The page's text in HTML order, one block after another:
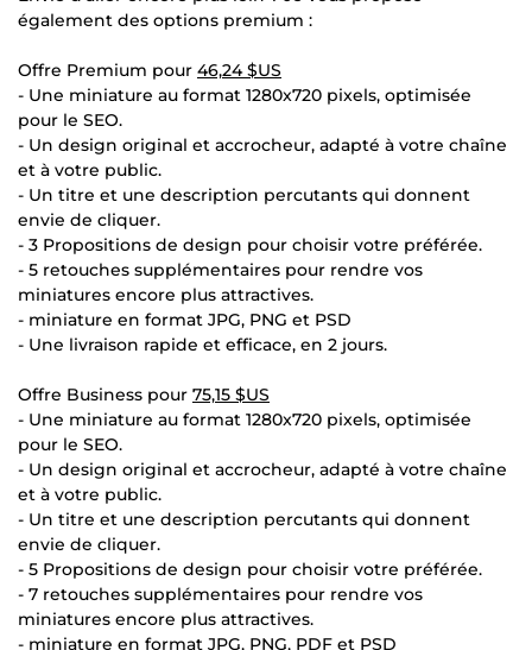
également des options premium :
Offre Premium pour 46,24 $US
- Une miniature au format 1280x720 pixels, optimisée
pour le SEO.
- Un design original et accrocheur, adapté à votre chaîne
et à votre public.
- Un titre et une description percutants qui donnent
envie de cliquer.
- 3 Propositions de design pour choisir votre préférée.
- 5 retouches supplémentaires pour rendre vos
miniatures encore plus attractives.
- miniature en format JPG, PNG et PSD
- Une livraison rapide et efficace, en 2 jours.
Offre Business pour 75,15 $US
- Une miniature au format 1280x720 pixels, optimisée
pour le SEO.
- Un design original et accrocheur, adapté à votre chaîne
et à votre public.
- Un titre et une description percutants qui donnent
envie de cliquer.
- 5 Propositions de design pour choisir votre préférée.
- 7 retouches supplémentaires pour rendre vos
miniatures encore plus attractives.
- miniature en format JPG, PNG, PDF et PSD